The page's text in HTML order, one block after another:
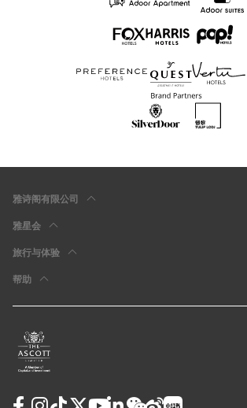
雅诗阁有限公司
雅星会
旅行与体验
帮助